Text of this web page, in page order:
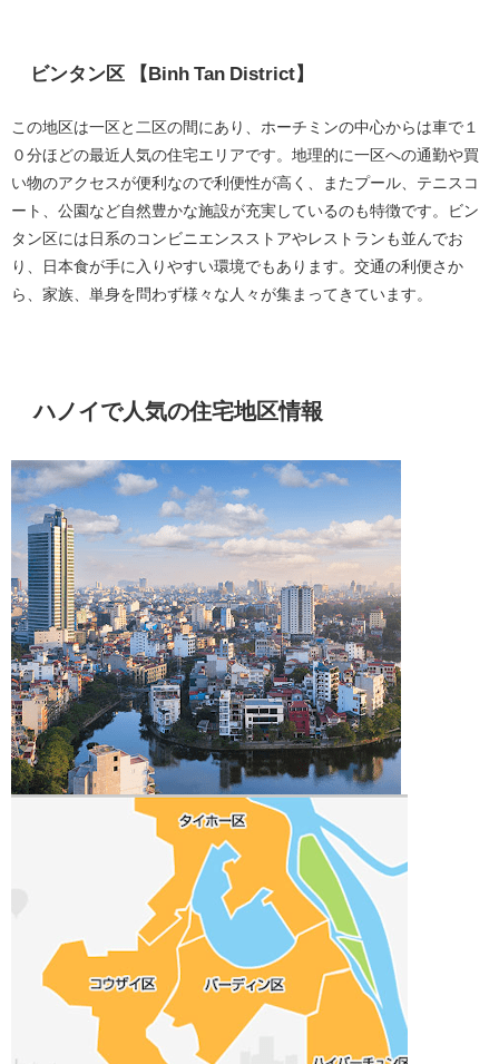
ビンタン区 【Binh Tan District】
この地区は一区と二区の間にあり、ホーチミンの中心からは車で１
０分ほどの最近人気の住宅エリアです。地理的に一区への通勤や買
い物のアクセスが便利なので利便性が高く、またプール、テニスコ
ート、公園など自然豊かな施設が充実しているのも特徴です。ビン
タン区には日系のコンビニエンスストアやレストランも並んでお
り、日本食が手に入りやすい環境でもあります。交通の利便さか
ら、家族、単身を問わず様々な人々が集まってきています。
ハノイで人気の住宅地区情報